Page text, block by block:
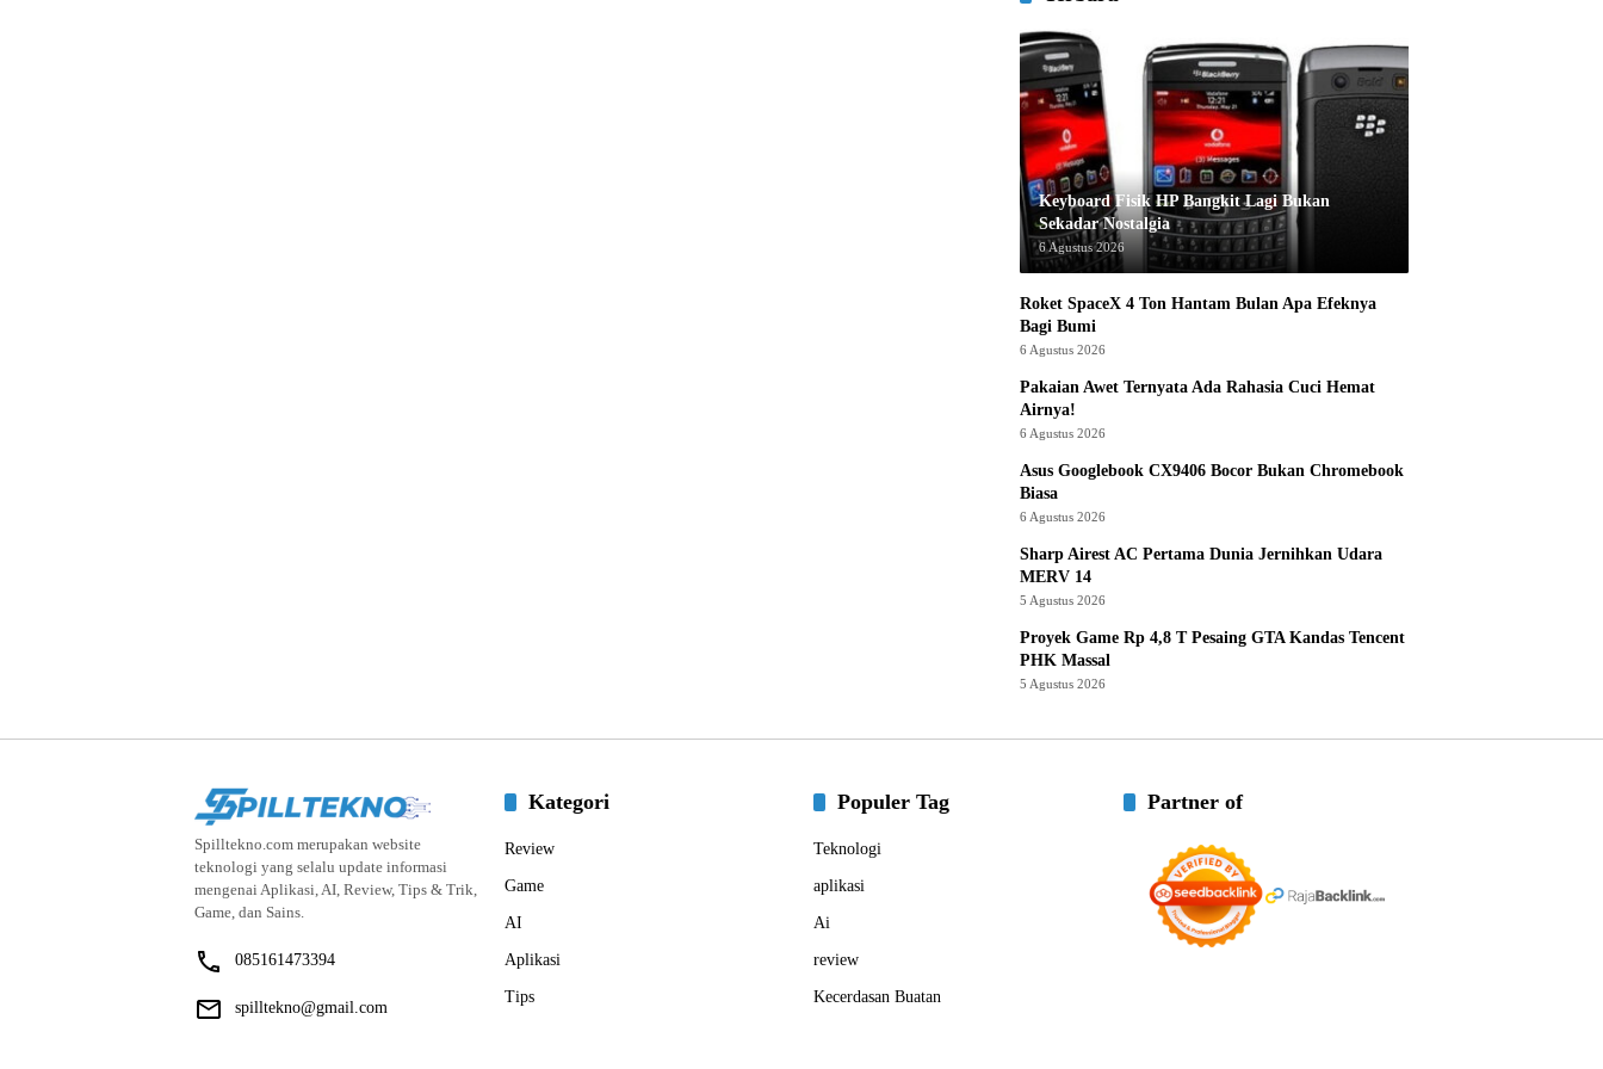
Keyboard Fisik HP Bangkit Lagi Bukan
Sekadar Nostalgia
6 Agustus 2026
Roket SpaceX 4 Ton Hantam Bulan Apa Efeknya
Bagi Bumi
6 Agustus 2026
Pakaian Awet Ternyata Ada Rahasia Cuci Hemat
Airnya!
6 Agustus 2026
Asus Googlebook CX9406 Bocor Bukan Chromebook
Biasa
6 Agustus 2026
Sharp Airest AC Pertama Dunia Jernihkan Udara
MERV 14
5 Agustus 2026
Proyek Game Rp 4,8 T Pesaing GTA Kandas Tencent
PHK Massal
5 Agustus 2026
Spilltekno.com merupakan website
teknologi yang selalu update informasi
mengenai Aplikasi, AI, Review, Tips & Trik,
Game, dan Sains.
085161473394
spilltekno@gmail.com
Kategori
Review
Game
AI
Aplikasi
Tips
Populer Tag
Teknologi
aplikasi
Ai
review
Kecerdasan Buatan
Partner of